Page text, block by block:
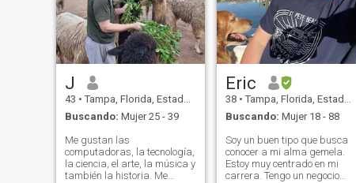
J
43 • Tampa, Florida, Estados Unidos
Buscando: Mujer 25 - 39
Me gustan las
computadoras, la tecnología,
la ciencia, el arte, la música y
también la historia. Me
Eric
38 • Tampa, Florida, Estados Unidos
Buscando: Mujer 18 - 88
Soy un buen tipo que busca
conocer a mi alma gemela.
Estoy muy centrado en mi
carrera. Tengo un negocio